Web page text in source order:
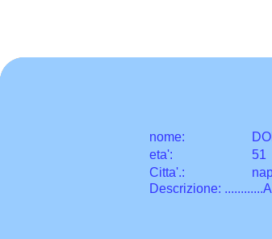
nome:
eta':
51
Citta'.:
Descrizione: